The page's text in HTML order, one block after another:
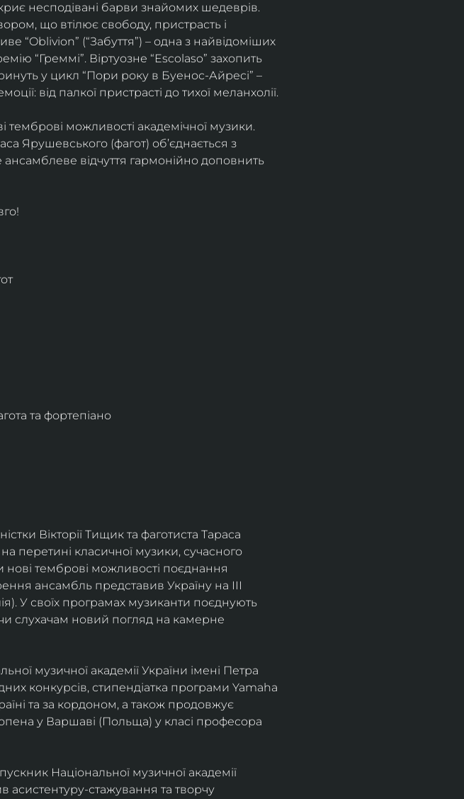
несподівані барви знайомих шедеврів.
що втілює свободу, пристрасть і
“Oblivion” (“Забуття”) – одна з найвідоміших
“Греммі”. Віртуозне “Escolaso” захопить
у цикл “Пори року в Буенос-Айресі” –
від палкої пристрасті до тихої меланхолії.
темброві можливості академічної музики.
Ярушевського (фагот) об’єднається з
відчуття гармонійно доповнить
та фортепіано
Вікторії Тищик та фаготиста Тараса
перетині класичної музики, сучасного
темброві можливості поєднання
ансамбль представив Україну на ІІІ
У своїх програмах музиканти поєднують
слухачам новий погляд на камерне
музичної академії України імені Петра
конкурсів, стипендіатка програми Yamaha
та за кордоном, а також продовжує
у Варшаві (Польща) у класі професора
Національної музичної академії
асистентуру-стажування та творчу